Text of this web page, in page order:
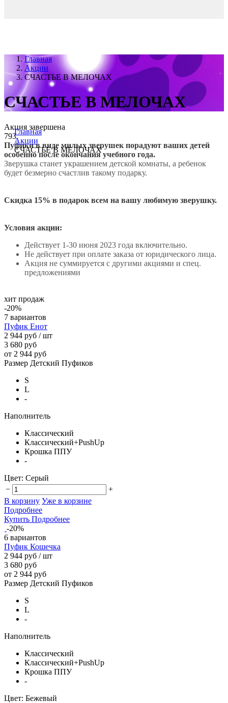
Главная
Акции
СЧАСТЬЕ В МЕЛОЧАХ
Главная
Акции
СЧАСТЬЕ В МЕЛОЧАХ
СЧАСТЬЕ В МЕЛОЧАХ
Акция завершена
793
Пуфики в виде милых зверушек порадуют ваших детей
особенно после окончания учебного года.
Зверушка станет украшением детской комнаты, а ребенок
будет безмерно счастлив такому подарку.
Скидка 15% в подарок всем на вашу любимую зверушку.
Условия акции:
действует 1-30 июня 2023 года включительно.
не действует при оплате заказа от юридического лица.
акция не суммируется с другими акциями и спец.
предложениями
хит продаж
-20%
7 вариантов
Пуфик Енот
2 944 руб / шт
3 680 руб
от 2 944 руб
Размер Детский Пуфиков
S
L
-
Наполнитель
Классический
Классический+PushUp
Крошка ППУ
-
Цвет: Серый
−
+
В корзину Уже в корзине
Подробнее
Купить Подробнее
-20%
6 вариантов
Пуфик Кошечка
2 944 руб / шт
3 680 руб
от 2 944 руб
Размер Детский Пуфиков
S
L
-
Наполнитель
Классический
Классический+PushUp
Крошка ППУ
-
Цвет: Бежевый